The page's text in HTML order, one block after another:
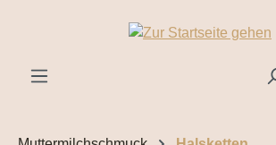
Zum Hauptinhalt springen